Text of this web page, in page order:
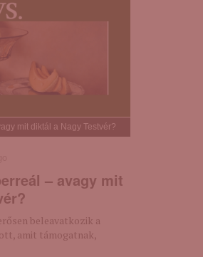
mit diktál a Nagy Testvér?
– avagy mit
beleavatkozik a
amit támogatnak,